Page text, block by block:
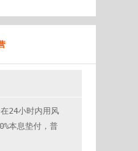
24小时内用风
本息垫付，普